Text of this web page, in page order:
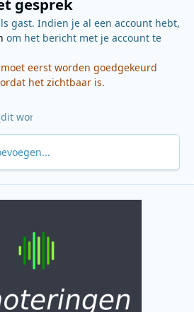
gesprek
gast. Indien je al een account hebt,
om het bericht met je account te
eerst worden goedgekeurd
het zichtbaar is.